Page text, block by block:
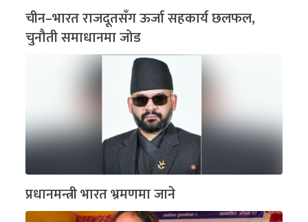
चीन–भारत राजदूतसँग ऊर्जा सहकार्य छलफल,
चुनौती समाधानमा जोड
प्रधानमन्त्री भारत भ्रमणमा जाने